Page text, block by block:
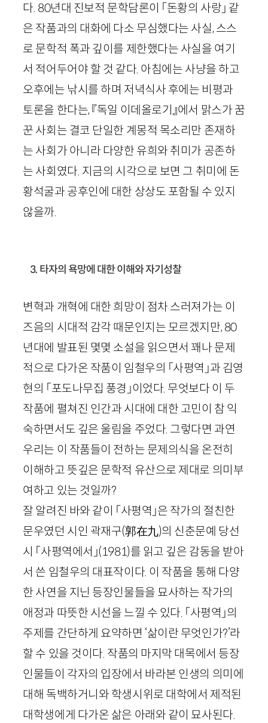
다. 80년대 진보적 문학담론이 「돈황의 사랑」 같
은 작품과의 대화에 다소 무심했다는 사실, 스스
로 문학적 폭과 깊이를 제한했다는 사실을 여기
서 적어두어야 할 것 같다. 아침에는 사냥을 하고
오후에는 낚시를 하며 저녁식사 후에는 비평과
토론을 한다는, 『독일 이데올로기』에서 맑스가 꿈
꾼 사회는 결코 단일한 계몽적 목소리만 존재하
는 사회가 아니라 다양한 유희와 취미가 공존하
는 사회였다. 지금의 시각으로 보면 그 취미에 돈
황석굴과 공후인에 대한 상상도 포함될 수 있지
않을까.
3. 타자의 욕망에 대한 이해와 자기성찰
변혁과 개혁에 대한 희망이 점차 스러져가는 이
즈음의 시대적 감각 때문인지는 모르겠지만,80
년대에 발표된 몇몇 소설을 읽으면서 꽤나 문제
적으로 다가온 작품이 임철우의 「사평역」과 김영
현의 「포도나무집 풍경」이었다. 무엇보다 이 두
작품에 펼쳐진 인간과 시대에 대한 고민이 참 익
숙하면서도 깊은 울림을 주었다. 그렇다면 과연
우리는 이 작품들이 전하는 문제의식을 온전히
이해하고 뜻깊은 문학적 유산으로 제대로 의미부
여하고 있는 것일까?
잘 알려진 바와 같이 「사평역」은 작가의 절친한
문우였던 시인 곽재구(郭在九)의 신춘문예 당선
시 「사평역에서」(1981)를 읽고 깊은 감동을 받아
서 쓴 임철우의 대표작이다. 이 작품을 통해 다양
한 사연을 지닌 등장인물들을 묘사하는 작가의
애정과 따뜻한 시선을 느낄 수 있다. 「사평역」의
주제를 간단하게 요약하면 ‘삶이란 무엇인가?’라
할 수 있을 것이다. 작품의 마지막 대목에서 등장
인물들이 각자의 입장에서 바라본 인생의 의미에
대해 독백하거니와 학생시위로 대학에서 제적된
대학생에게 다가온 삶은 아래와 같이 묘사된다.